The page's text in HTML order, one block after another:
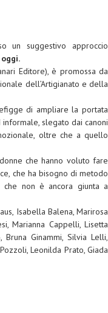
un suggestivo approccio
Editore), è promossa da
dell’Artigianato e della
di ampliare la portata
slegato dai canoni
oltre che a quello
che hanno voluto fare
che ha bisogno di metodo
non è ancora giunta a
Isabella Balena, Marirosa
Marianna Cappelli, Lisetta
Ginammi, Silvia Lelli,
Leonilda Prato, Giada